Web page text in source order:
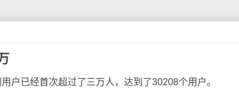
已经首次超过了三万人，达到了30208个用户。